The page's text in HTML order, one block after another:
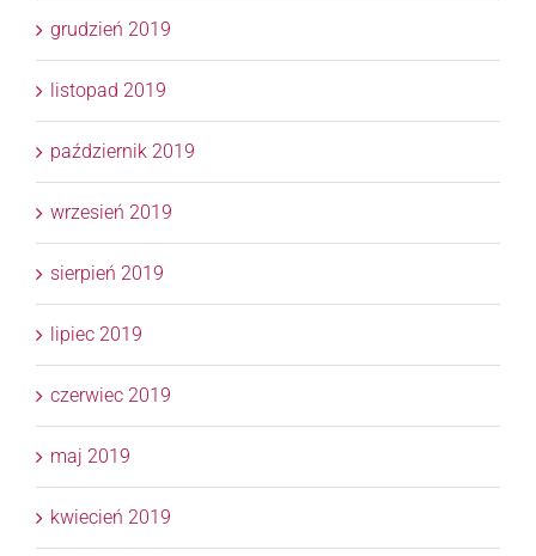
grudzień 2019
listopad 2019
październik 2019
wrzesień 2019
sierpień 2019
lipiec 2019
czerwiec 2019
maj 2019
kwiecień 2019